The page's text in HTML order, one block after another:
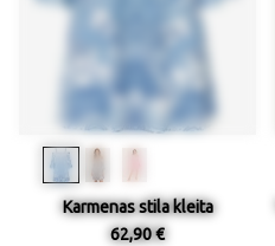
Karmenas stila kleita
62,90 €